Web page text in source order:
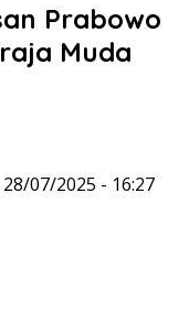
Prabowo
Muda
07/2025 - 16:27